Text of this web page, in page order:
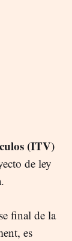
(ITV)
de ley
final de la
es